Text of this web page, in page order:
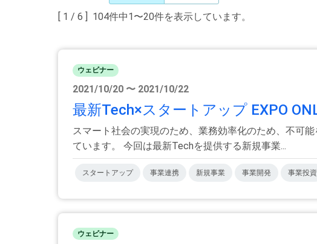
[ 1 / 6 ] 104件中1〜20件を表示しています。
ウェビナー
2021/10/20 〜 2021/10/22
最新Tech×スタートアップ EXPO
スマート社会の実現のため、業務効率化のため、不可
ています。 今回は最新Techを提供する新規事業...
スタートアップ 事業連携 新規事業 事業開発 事業投資
ウェビナー